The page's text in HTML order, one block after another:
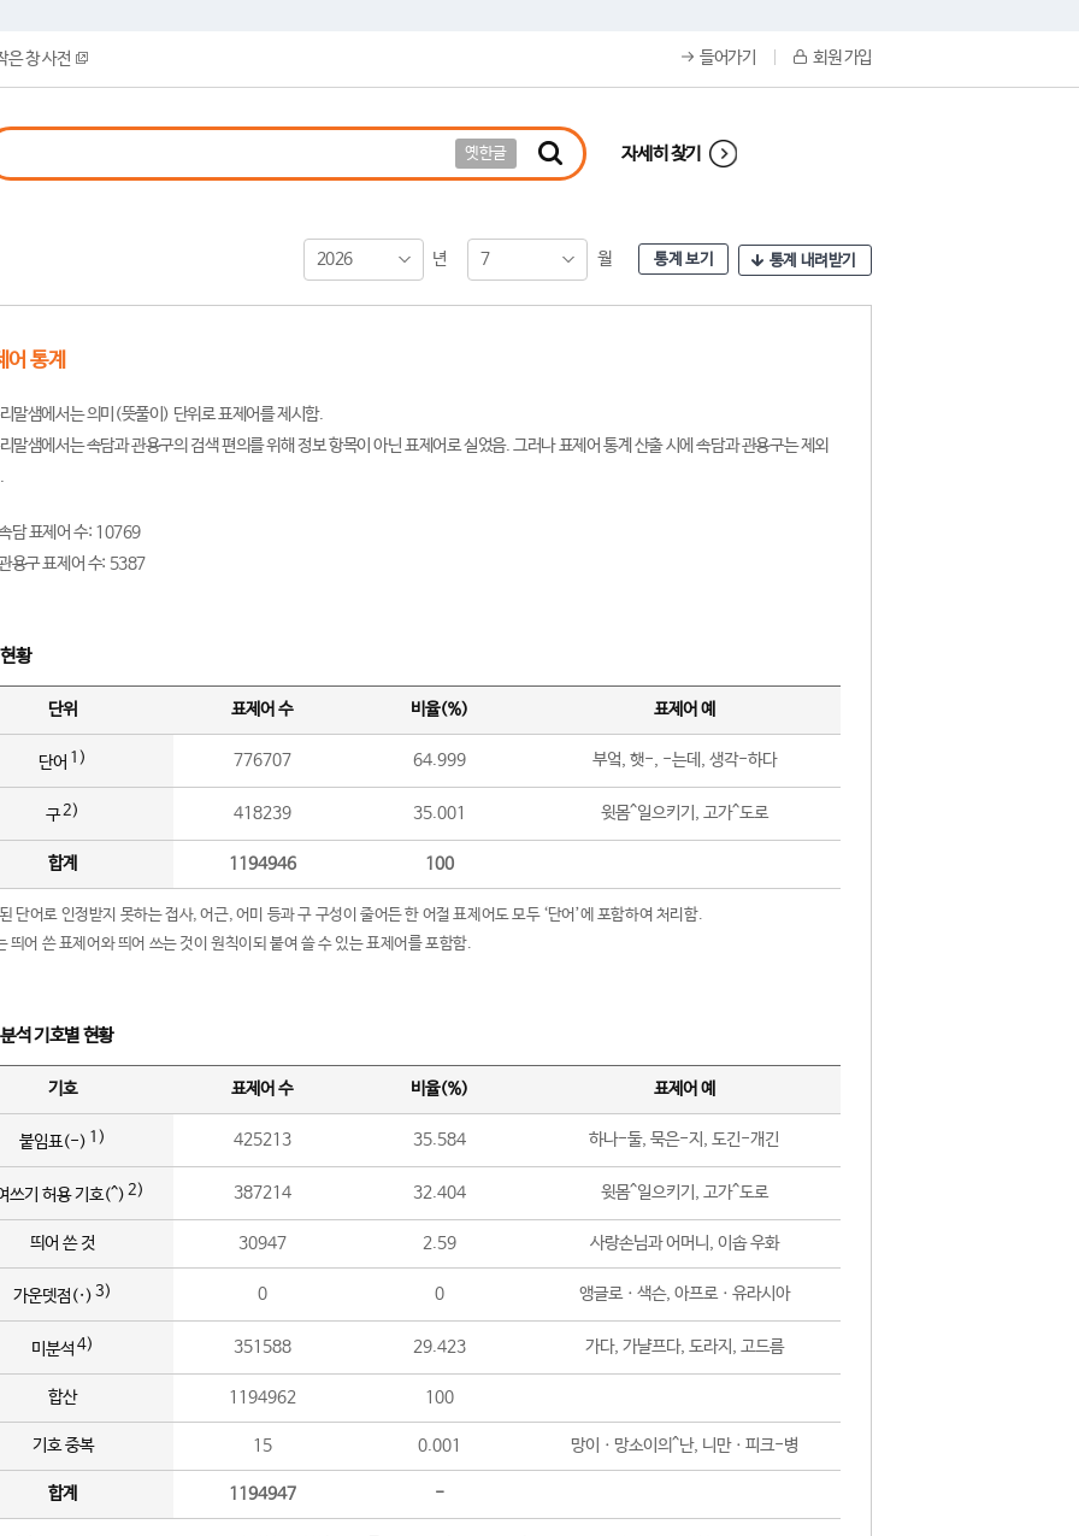
은 창 사전 들어가기 회원 가입
옛한글 자세히 찾기
2026 년 7 월 통계 보기 통계 내려받기
어 통계
말샘에서는 의미(뜻풀이) 단위로 표제어를 제시함.
말샘에서는 속담과 관용구의 검색 편의를 위해 정보 항목이 아닌 표제어로 실었음. 그러나 표제어 통계 산출 시에 속담과 관용구는 제외
담 표제어 수: 10769
용구 표제어 수: 5387
황
단위 표제어 수 비율(%) 표제어 예
단어 1) 776707 64.999 부엌, 햇-, -는데, 생각-하다
구2) 418239 35.001 윗몸^일으키기, 고가^도로
합계 1194946 100
단어로 인정받지 못하는 접사, 어근, 어미 등과 구 구성이 줄어든 한 어절 표제어도 모두 ‘단어’에 포함하여 처리함.
띄어 쓴 표제어와 띄어 쓰는 것이 원칙이되 붙여 쓸 수 있는 표제어를 포함함.
석 기호별 현황
기호 표제어 수 비율(%) 표제어 예
붙임표(-) 1) 425213 35.584 하나-둘, 묵은-지, 도긴-개긴
쓰기 허용 기호(^) 2) 387214 32.404 윗몸^일으키기, 고가^도로
띄어 쓴 것 30947 2.59 사랑손님과 어머니, 이솝 우화
가운뎃점(·) 3) 0 0 앵글로ㆍ색슨, 아프로ㆍ유라시아
미분석 4) 351588 29.423 가다, 가냘프다, 도라지, 고드름
합산 1194962 100
기호 중복 15 0.001 망이ㆍ망소이의^난, 니만ㆍ피크-병
합계 1194947 -